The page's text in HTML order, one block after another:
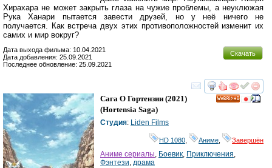
Хирахара не может закрыть глаза на чужие проблемы, а неуклюжая
Рука Ханари пытается завести друзей, но у неё ничего не
получается. Как встреча двух этих противоположностей изменит их
самих и мир вокруг?
Скачать
Дата выхода фильма: 10.04.2021
Дата добавления: 25.09.2021
Последнее обновление: 25.09.2021
смотреть
Сага О Гортензии (2021)
(Hortensia Saga)
Студия: Liden Films
HD 1080 Аниме Завершён
Аниме сериалы, Боевик, Приключения,
Фэнтези, драма